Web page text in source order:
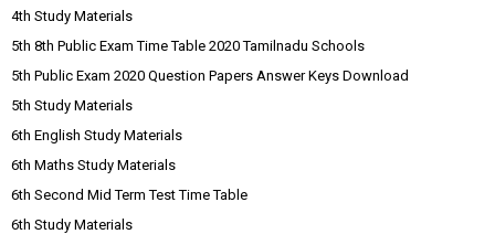
4th Study Materials
5th 8th Public Exam Time Table 2020 Tamilnadu Schools
5th Public Exam 2020 Question Papers Answer Keys Download
5th Study Materials
6th English Study Materials
6th Maths Study Materials
6th Second Mid Term Test Time Table
6th Study Materials